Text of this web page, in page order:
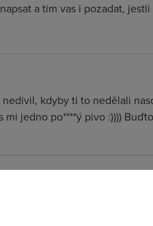
a tim vas i pozadat,
kdyby ti to nedělali
mi jedno po****ý pivo :))))
Kdyby aspon projevili
zridit novou telefoni linku,